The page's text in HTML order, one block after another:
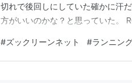
切れで後回しにしていた確かに汗
方がいいのかな？と思っていた。
#ズックリーンネット #ランニン